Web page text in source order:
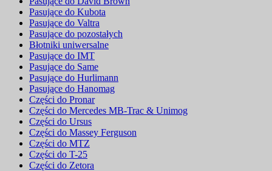
Pasujące do Kubota
Pasujące do Valtra
Pasujące do pozostałych
Błotniki uniwersalne
Pasujące do IMT
Pasujące do Same
Pasujące do Hurlimann
Pasujące do Hanomag
Części do Pronar
Części do Mercedes MB-Trac & Unimog
Części do Ursus
Części do Massey Ferguson
Części do MTZ
Części do T-25
Części do Zetora